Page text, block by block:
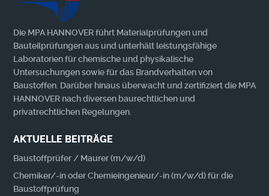
Die MPA HANNOVER führt Materialprüfungen und
Bauteilprüfungen aus und unterhält leistungsfähige
Laboratorien für chemische und physikalische
Untersuchungen sowie für das Brandverhalten von
Baustoffen. Darüber hinaus überwacht und zertifiziert die MPA
HANNOVER nach diversen baurechtlichen und
privatrechtlichen Regelungen.
AKTUELLE BEITRÄGE
Baustoffprüfer / Maurer (m/w/d)
Chemiker/-in oder Chemieingenieur/-in (m/w/d) für die
Baustoffprüfung